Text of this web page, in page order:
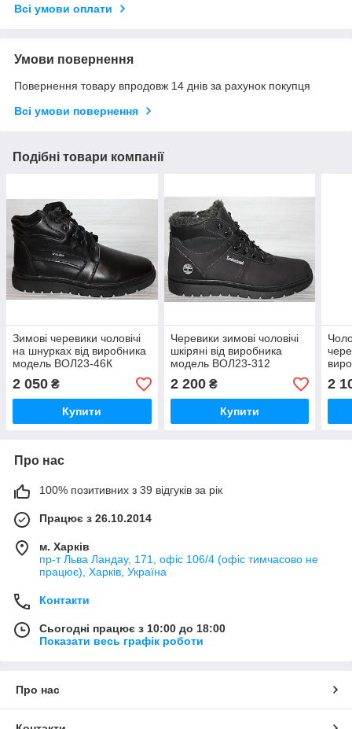
Всі умови оплати
Умови повернення
Повернення товару впродовж 14 днів за рахунок покупця
Всі умови повернення
Подібні товари компанії
Зимові черевики чоловічі
на шнурках від виробника
модель ВОЛ23-46К
2 050 ₴
Купити
Черевики зимові чоловічі
шкіряні від виробника
модель ВОЛ23-312
2 200₴
Купити
200
2
Про нас
100% позитивних з 39 відгуків за рік
Працює з 26.10.2014
м. Харків
пр-т Льва Ландау, 171, офіс 106/4 (офіс тимчасово не
працює), Харків, Україна
Контакти
Сьогодні працює з 10:00 до 18:00
Показати весь графік роботи
Про нас